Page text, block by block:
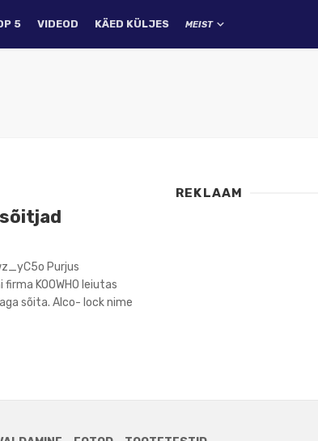
5 VIDEOD KÄED KÜLJES MEIST
Purjus
KOOWHO leiutas
sõita. Alco- lock nime
REKLAAM